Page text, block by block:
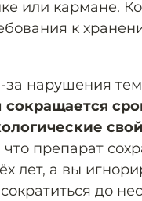
или кармане.
к
за нарушения
сокращается
препарат
лет, а вы
до